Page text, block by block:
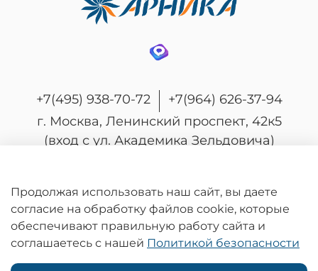
+7(495) 938-70-72
+7(964) 626-37-94
г. Москва, Ленинский проспект, 42к5
(вход с ул. Академика Зельдовича)
© 2026 Любое использование контента без
письменного разрешения запрещено
Информация на сайте носит информационный характер и не является
Гражданского кодекса Российской Федерации.
Продолжая использовать наш сайт, вы даете
согласие на обработку файлов cookie, которые
обеспечивают правильную работу сайта и
соглашаетесь с нашей Политикой безопасности